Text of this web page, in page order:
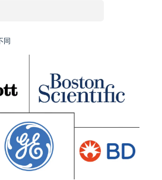
同